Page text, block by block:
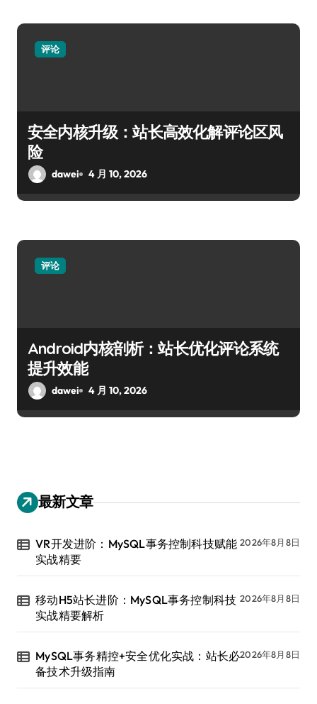
评论
安全内核升级：站长高效化解评论区风
险
dawei 4 月 10, 2026
评论
Android内核剖析：站长优化评论系统
提升效能
dawei 4 月 10, 2026
最新文章
VR开发进阶：MySQL事务控制科技赋能
实战精要
2026年8月8日
移动H5站长进阶：MySQL事务控制科技
实战精要解析
2026年8月8日
MySQL事务精控+安全优化实战：站长必
备技术升级指南
2026年8月8日